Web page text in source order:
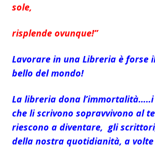
sole,
risplende ovunque!”
Lavorare in una Libreria è forse
bello del mondo!
La libreria dona
che li scrivono sopravvivono al
riescono a diventare, gli
della nostra quotidianità, a